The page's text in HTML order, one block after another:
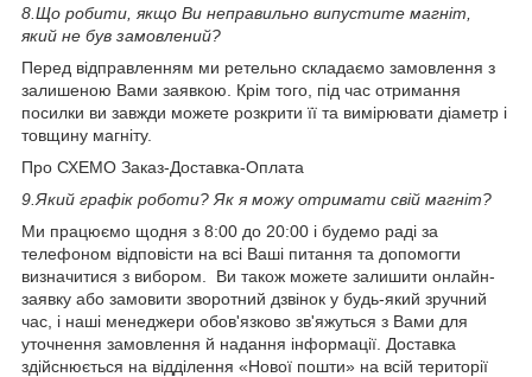
8. Що робити, якщо Ви неправильно випустите магніт,
який не був замовлений?
Перед відправленням ми ретельно складаємо замовлення з
залишеною Вами заявкою. Крім того, під час отримання
посилки ви завжди можете розкрити її та вимірювати діаметр і
товщину магніту.
Про СХЕМО Заказ-Доставка-Оплата
9. Який графік роботи? Як я можу отримати свій магніт?
Ми працюємо щодня з 8:00 до 20:00 і будемо раді за
телефоном відповісти на всі Ваші питання та допомогти
визначитися з вибором. Ви також можете залишити онлайн-
заявку або замовити зворотний дзвінок у будь-який зручний
час, і наші менеджери обов'язково зв'яжуться з Вами для
уточнення замовлення й надання інформації. Доставка
здійснюється на відділення «Нової пошти» на всій території